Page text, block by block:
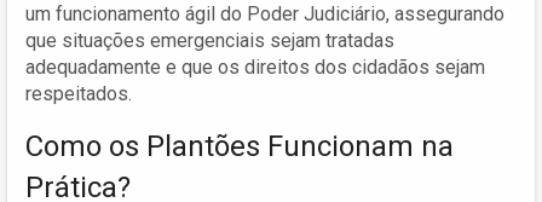
um funcionamento ágil do Poder Judiciário, assegurando
que situações emergenciais sejam tratadas
adequadamente e que os direitos dos cidadãos sejam
respeitados.
Como os Plantões Funcionam na
Prática?